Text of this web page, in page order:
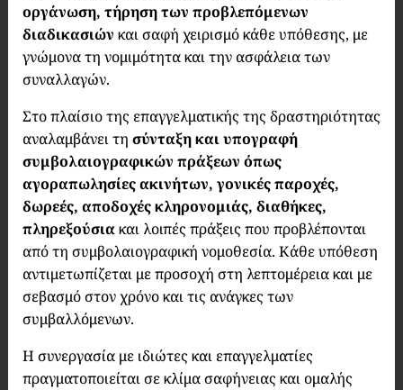
οργάνωση, τήρηση των προβλεπόμενων
διαδικασιών και σαφή χειρισμό κάθε υπόθεσης, με
γνώμονα τη νομιμότητα και την ασφάλεια των
συναλλαγών.
Στο πλαίσιο της επαγγελματικής της δραστηριότητας
αναλαμβάνει τη σύνταξη και υπογραφή
συμβολαιογραφικών πράξεων όπως
αγοραπωλησίες ακινήτων, γονικές παροχές,
δωρεές, αποδοχές κληρονομιάς, διαθήκες,
πληρεξούσιακαι λοιπές πράξεις που προβλέπονται
από τη συμβολαιογραφική νομοθεσία. Κάθε υπόθεση
αντιμετωπίζεται με προσοχή στη λεπτομέρεια και με
σεβασμό στον χρόνο και τις ανάγκες των
συμβαλλόμενων.
Η συνεργασία με ιδιώτες και επαγγελματίες
πραγματοποιείται σε κλίμα σαφήνειας και ομαλής